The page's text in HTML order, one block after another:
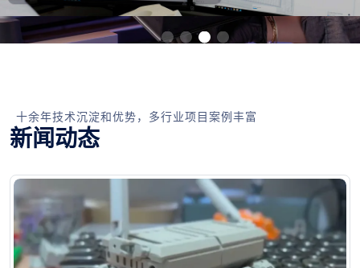
十余年技术沉淀和优势，多行业项目案例丰富
新闻动态